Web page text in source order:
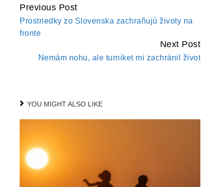
CONTINUE
READING
Previous Post
Prostriedky zo Slovenska zachraňujú životy na
fronte
Next Post
Nemám nohu, ale turniket mi zachránil život
YOU MIGHT ALSO LIKE